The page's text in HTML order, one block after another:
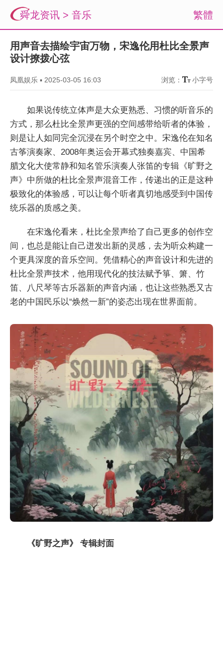
繁體
舜龙资讯 > 音乐
用声音去描绘宇宙万物，宋逸伦用杜比全景声
设计撩拨心弦
凤凰娱乐 ▪ 2025-03-05 16:03 浏览： 小字号
如果说传统立体声是大众更熟悉、习惯的听音乐的
方式，那么杜比全景声更强的空间感带给听者的体验，
则是让人如同完全沉浸在另个时空之中。宋逸伦在知名
古筝演奏家、2008年奥运会开幕式独奏嘉宾、中国希
腊文化大使常静和知名管乐演奏人张笛的专辑《旷野之
声》中所做的杜比全景声混音工作，传递出的正是这种
极致化的体验感，可以让每个听者真切地感受到中国传
统乐器的质感之美。
在宋逸伦看来，杜比全景声给了自己更多的创作空
间，也总是能让自己迸发出新的灵感，去为听众构建一
个更具深度的音乐空间。凭借精心的声音设计和先进的
杜比全景声技术，他用现代化的技法赋予箏、箫、竹
笛、八尺琴等古乐器新的声音内涵，也让这些熟悉又古
老的中国民乐以“焕然一新”的姿态出现在世界面前。
《旷野之声》 专辑封面